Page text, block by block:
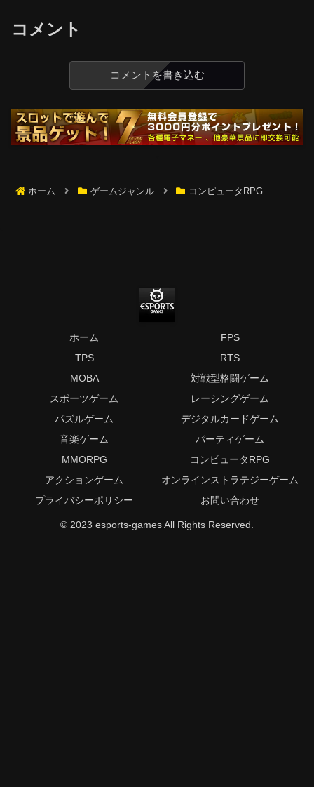
コメント
コメントを書き込む
ホーム ゲームジャンル コンピュータRPG
ホーム
FPS
TPS
RTS
MOBA
対戦型格闘ゲーム
スポーツゲーム
レーシングゲーム
パズルゲーム
デジタルカードゲーム
音楽ゲーム
パーティゲーム
MMORPG
コンピュータRPG
アクションゲーム
オンラインストラテジーゲーム
プライバシーポリシー
お問い合わせ
© 2023 esports-games All Rights Reserved.